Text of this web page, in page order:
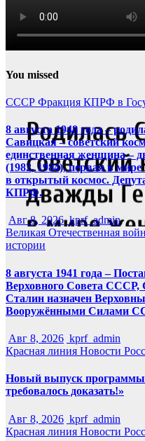
You missed
СССР Фракция КПРФ в
8 августа 1948 года –
Савицкая – советский
единственная женщина –
(1982, 1984), первая в
в открытый космос.
КПРФ.
Авг 8, 2026 kprf_admin
Великая Отечественная
истории
8 августа 1941 года –
Верховного Совета
Сталин назначен
Вооружёнными Силами
Авг 8, 2026 kprf_admin
Красная линия Новости
Новый выпуск программы
требовалось доказать!»
Авг 8, 2026 kprf_admin
Красная линия Новости